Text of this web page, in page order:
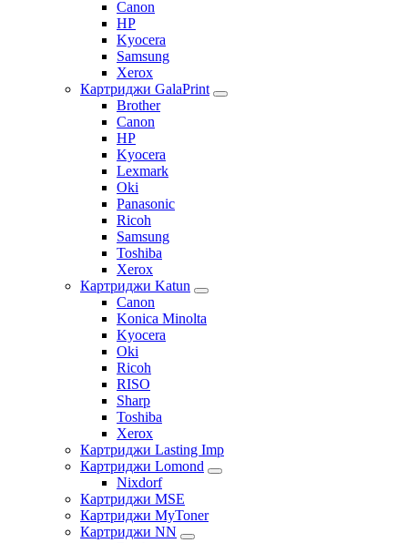
Canon
HP
Kyocera
Samsung
Xerox
Картриджи GalaPrint
Brother
Canon
HP
Kyocera
Lexmark
Oki
Panasonic
Ricoh
Samsung
Toshiba
Xerox
Картриджи Katun
Canon
Konica Minolta
Kyocera
Oki
Ricoh
RISO
Sharp
Toshiba
Xerox
Картриджи Lasting Imp
Картриджи Lomond
Nixdorf
Картриджи MSE
Картриджи MyToner
Картриджи NN